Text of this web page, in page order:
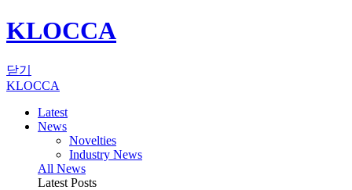
KLOCCA
닫기
KLOCCA
Latest
News
Novelties
Industry News
All News
Latest Posts